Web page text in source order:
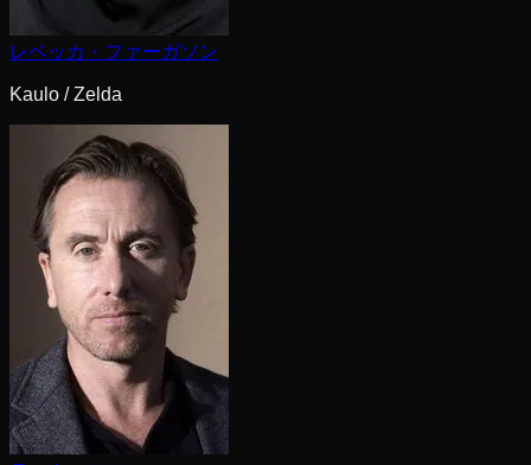
レベッカ・ファーガソン
Kaulo / Zelda